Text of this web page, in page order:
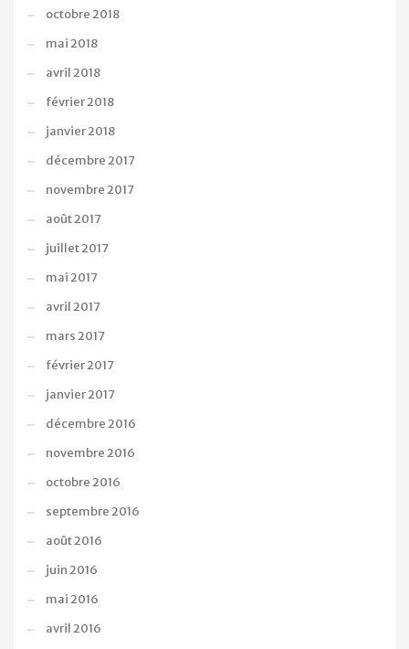
octobre 2018
mai 2018
avril 2018
février 2018
janvier 2018
décembre 2017
novembre 2017
août 2017
juillet 2017
mai 2017
avril 2017
mars 2017
février 2017
janvier 2017
décembre 2016
novembre 2016
octobre 2016
septembre 2016
août 2016
juin 2016
mai 2016
avril 2016